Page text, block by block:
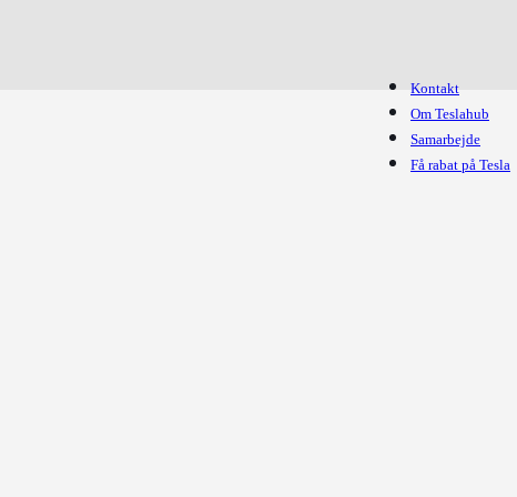
Kontakt
Om Teslahub
Samarbejde
Få rabat på Tesla